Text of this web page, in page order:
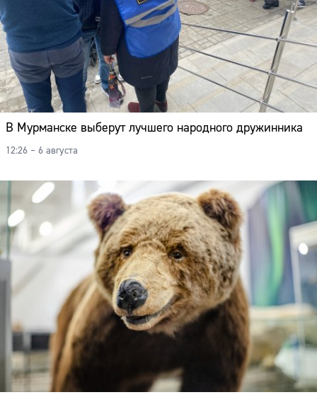
В Мурманске выберут лучшего народного дружинника
12:26 – 6 августа